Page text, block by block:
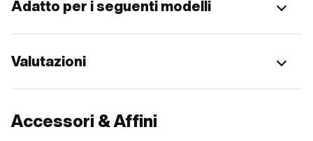
Adatto per i seguenti modelli
Valutazioni
Accessori & Affini